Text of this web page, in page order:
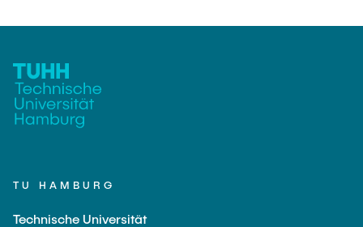
TU HAMBURG
Technische Universität